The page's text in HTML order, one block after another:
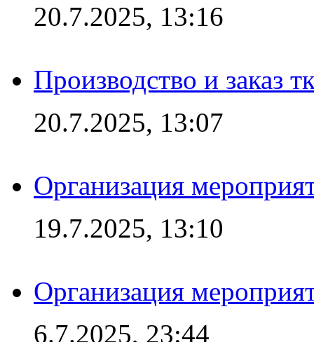
20.7.2025, 13:16
Производство и заказ
20.7.2025, 13:07
Организация
19.7.2025, 13:10
Организация
6.7.2025, 23:44